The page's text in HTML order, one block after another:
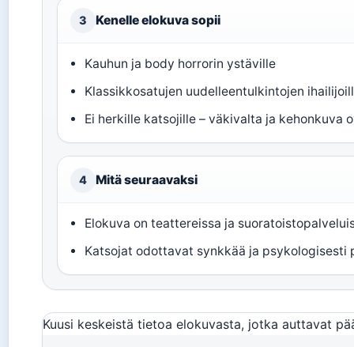
3 Kenelle elokuva sopii
Kauhun ja body horrorin ystäville
Klassikkosatujen uudelleentulkintojen
Ei herkille katsojille – väkivalta ja kehonkuva
4 Mitä seuraavaksi
Elokuva on teattereissa ja
Katsojat odottavat synkkää ja psykologisesti
Kuusi keskeistä tietoa elokuvasta, jotka auttavat